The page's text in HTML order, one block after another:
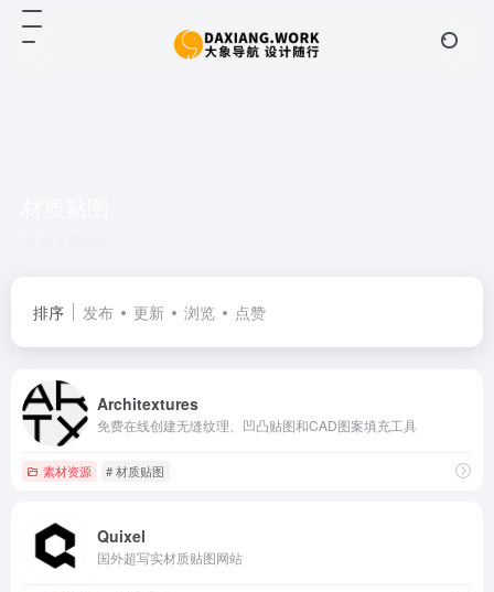
排序 发布 更新 浏览 点赞
Architextures
免费在线创建无缝纹理、凹凸贴图和CAD图案填充工具
素材资源 # 材质贴图
Quixel
国外超写实材质贴图网站